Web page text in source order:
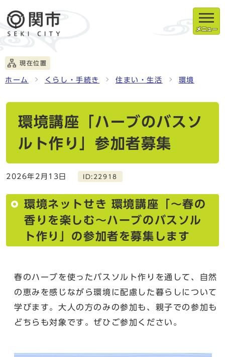
メニュー
現在位置
ホーム くらし・手続き 住まい・生活 環境
環境講座「ハーブのバスソ
ルト作り」参加者募集
2026年2月13日 ID:22918
環境ネットせき 環境講座「〜春の
香りを楽しむ〜ハーブのバスソル
ト作り」の参加者を募集します
春のハーブを使ったバスソルト作りを通して、自然
の恵みを感じながら環境に配慮した暮らしについて
学びます。大人の方のみの参加も、親子での参加も
どちらも対象です。ぜひご参加ください。